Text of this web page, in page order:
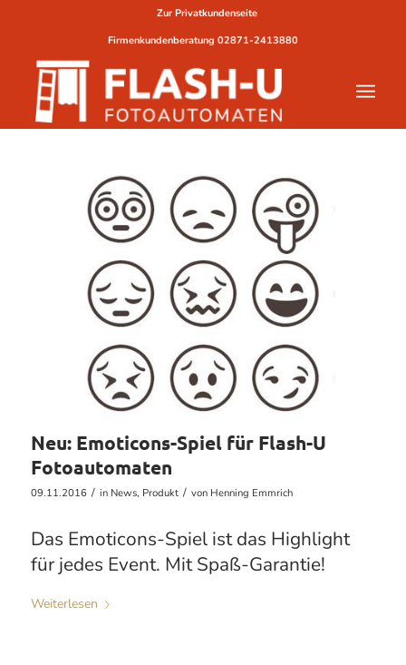
Zur Privatkundenseite
Firmenkundenberatung 02871-2413880
Neu: Emoticons-Spiel für Flash-U
Fotoautomaten
09.11.2016 / in News, Produkt / von Henning Emmrich
Das Emoticons-Spiel ist das Highlight
für jedes Event. Mit Spaß-Garantie!
Weiterlesen